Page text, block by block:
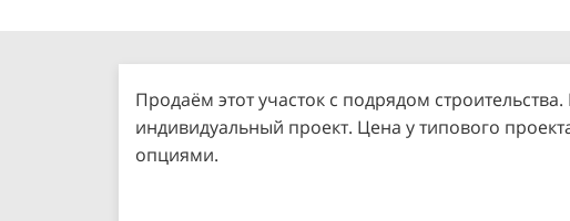
Продаём этот участок с подрядом
индивидуальный проект. Цена у типового
опциями.